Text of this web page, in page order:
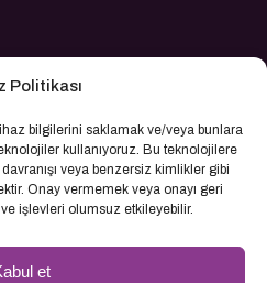
Politikası
bilgilerini saklamak ve/veya bunlara
kullanıyoruz. Bu teknolojilere
veya benzersiz kimlikler gibi
Onay vermemek veya onayı geri
işlevleri olumsuz etkileyebilir.
et